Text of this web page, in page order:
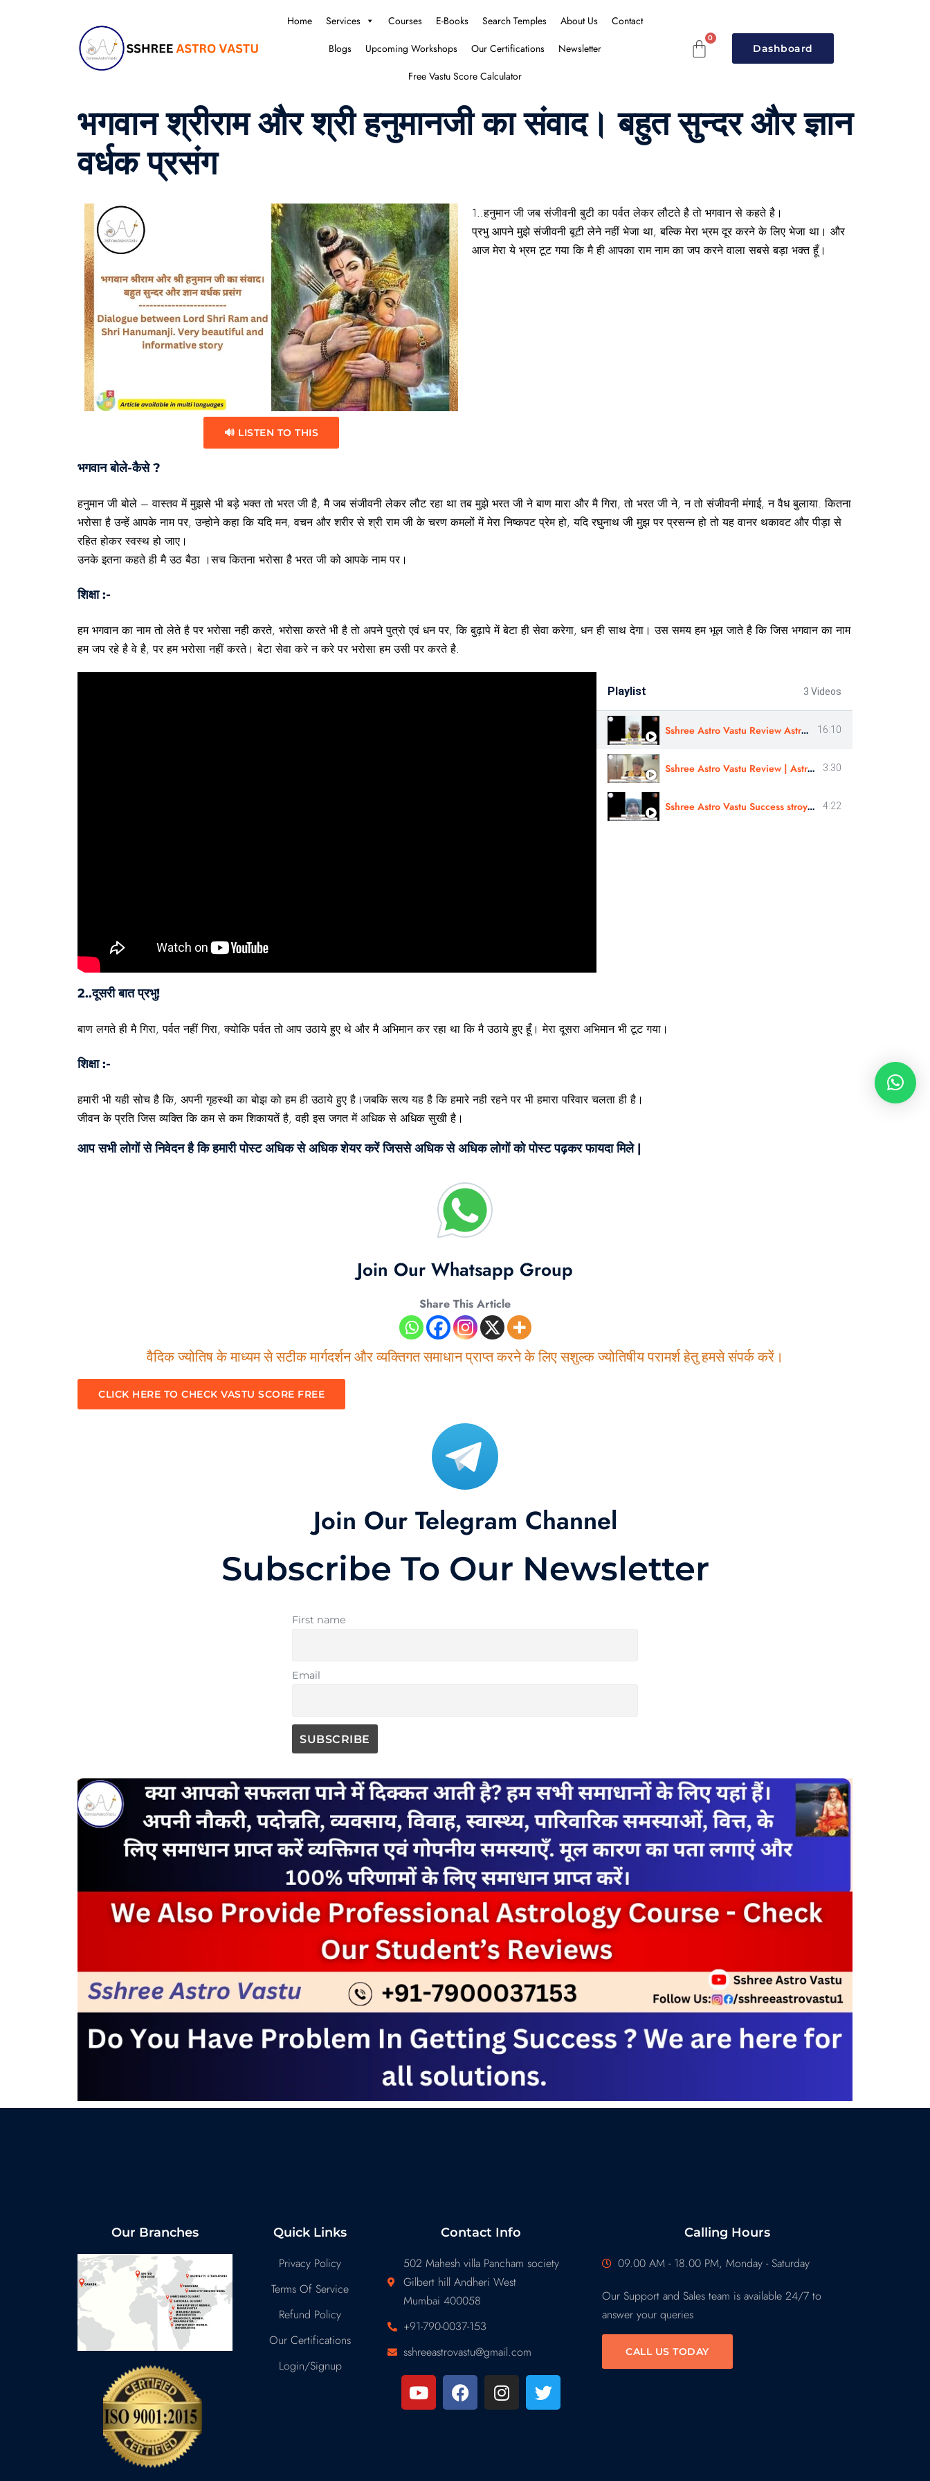
Home Services Courses E-Books Search Temples About Us
Contact
Blogs
Upcoming Workshops Our Certifications
Newsletter
Free Vastu Score Calculator
Dashboard
भगवान श्रीराम और श्री हनुमानजी का संवाद। बहुत सुन्दर और ज्ञान
वर्धक प्रसंग
🔊 LISTEN TO THIS
1..हनुमान जी जब संजीवनी बुटी का पर्वत लेकर लौटते है तो भगवान से कहते है।
प्रभु आपने मुझे संजीवनी बूटी लेने नहीं भेजा था, बल्कि मेरा भ्रम दूर करने के लिए भेजा था। और
आज मेरा ये भ्रम टूट गया कि मै ही आपका राम नाम का जप करने वाला सबसे बड़ा भक्त हूँ।
भगवान बोले-कैसे ?
हनुमान जी बोले – वास्तव में मुझसे भी बड़े भक्त तो भरत जी है, मै जब संजीवनी लेकर लौट रहा था तब मुझे भरत जी ने बाण मारा और मै गिरा, तो भरत जी ने, न तो संजीवनी मंगाई, न वैध बुलाया. कितना
भरोसा है उन्हें आपके नाम पर, उन्होने कहा कि यदि मन, वचन और शरीर से श्री राम जी के चरण कमलों में मेरा निष्कपट प्रेम हो, यदि रघुनाथ जी मुझ पर प्रसन्न हो तो यह वानर थकावट और पीड़ा से
रहित होकर स्वस्थ हो जाए।
उनके इतना कहते ही मै उठ बैठा ।सच कितना भरोसा है भरत जी को आपके नाम पर।
शिक्षा :-
हम भगवान का नाम तो लेते है पर भरोसा नही करते, भरोसा करते भी है तो अपने पुत्रो एवं धन पर, कि बुढ़ापे में बेटा ही सेवा करेगा, धन ही साथ देगा। उस समय हम भूल जाते है कि जिस भगवान का नाम
हम जप रहे है वे है, पर हम भरोसा नहीं करते। बेटा सेवा करे न करे पर भरोसा हम उसी पर करते है.
Playlist 3 Videos
Sshree Astro Vastu Review Astro Bipin Ji Nakshatra Rahasyam In Hindi 16:10
Sshree Astro Vastu Review | Astro - Pooja Ji Review | Hindi 3:30
Sshree Astro Vastu Success stroy review In Hindi - Astro Harshit Ji 4:22
2..दूसरी बात प्रभु!
बाण लगते ही मै गिरा, पर्वत नहीं गिरा, क्योकि पर्वत तो आप उठाये हुए थे और मै अभिमान कर रहा था कि मै उठाये हुए हूँ। मेरा दूसरा अभिमान भी टूट गया।
शिक्षा :-
हमारी भी यही सोच है कि, अपनी गृहस्थी का बोझ को हम ही उठाये हुए है।जबकि सत्य यह है कि हमारे नही रहने पर भी हमारा परिवार चलता ही है।
जीवन के प्रति जिस व्यक्ति कि कम से कम शिकायतें है, वही इस जगत में अधिक से अधिक सुखी है।
आप सभी लोगों से निवेदन है कि हमारी पोस्ट अधिक से अधिक शेयर करें जिससे अधिक से अधिक लोगों को पोस्ट पढ़कर फायदा मिले |
Join Our Whatsapp Group
Share This Article
वैदिक ज्योतिष के माध्यम से सटीक मार्गदर्शन और व्यक्तिगत समाधान प्राप्त करने के लिए सशुल्क ज्योतिषीय परामर्श हेतु हमसे संपर्क करें।
CLICK HERE TO CHECK VASTU SCORE FREE
Join Our Telegram Channel
Subscribe To Our Newsletter
First name
Email
Our Branches Quick Links
Privacy Policy
Terms Of Service
Refund Policy
Our Certifications
Login/Signup
Contact Info
502 Mahesh villa Pancham society
Gilbert hill Andheri West
Mumbai 400058
+91-790-0037-153
sshreeastrovastu@gmail.com
Calling Hours
09.00 AM - 18.00 PM, Monday - Saturday
Our Support and Sales team is available 24/7 to
answer your queries
CALL US TODAY